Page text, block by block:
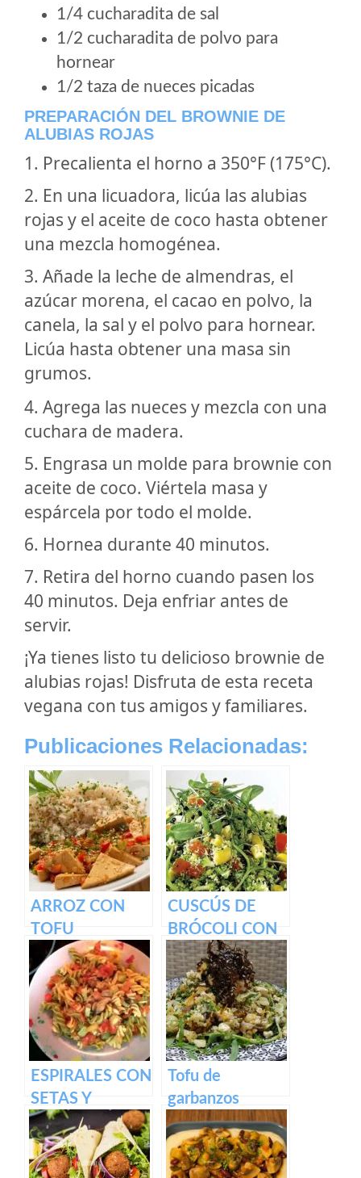
1/4 cucharadita de sal
1/2 cucharadita de polvo para
hornear
1/2 taza de nueces picadas
PREPARACIÓN DEL BROWNIE DE
ALUBIAS ROJAS
1. Precalienta el horno a 350°F (175°C).
2. En una licuadora, licúa las alubias
rojas y el aceite de coco hasta obtener
una mezcla homogénea.
3. Añade la leche de almendras, el
azúcar morena, el cacao en polvo, la
canela, la sal y el polvo para hornear.
Licúa hasta obtener una masa sin
grumos.
4. Agrega las nueces y mezcla con una
cuchara de madera.
5. Engrasa un molde para brownie con
aceite de coco. Viértela masa y
espárcela por todo el molde.
6. Hornea durante 40 minutos.
7. Retira del horno cuando pasen los
40 minutos. Deja enfriar antes de
servir.
¡Ya tienes listo tu delicioso brownie de
alubias rojas! Disfruta de esta receta
vegana con tus amigos y familiares.
Publicaciones Relacionadas:
ARROZ CON
TOFU
ENCEBOLLADO
Y VERDURAS
CUSCÚS DE
BRÓCOLI CON
GERMINADOS
ESPIRALES CON
SETAS Y
VERDURAS
Tofu de
garbanzos
Revuelto para el
desayuno con
trocitos